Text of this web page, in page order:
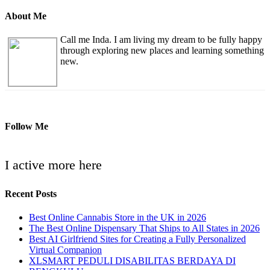
About Me
Call me Inda. I am living my dream to be fully happy
through exploring new places and learning something
new.
Follow Me
I active more here
Recent Posts
Best Online Cannabis Store in the UK in 2026
The Best Online Dispensary That Ships to All States in 2026
Best AI Girlfriend Sites for Creating a Fully Personalized
Virtual Companion
XLSMART PEDULI DISABILITAS BERDAYA DI